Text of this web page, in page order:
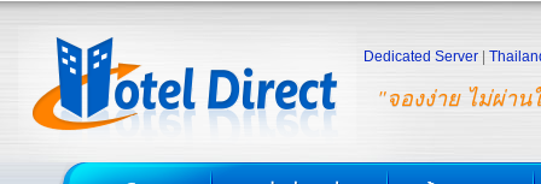
"จองง่าย ไม่ผ่าน
Dedicated Server